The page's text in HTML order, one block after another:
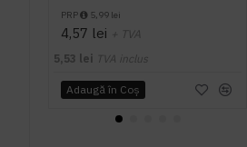
PRP 5,99 lei
4,57 lei + TVA
5,53 lei TVA inclus
Adaugă în Coş